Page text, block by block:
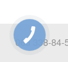
063 338-84-